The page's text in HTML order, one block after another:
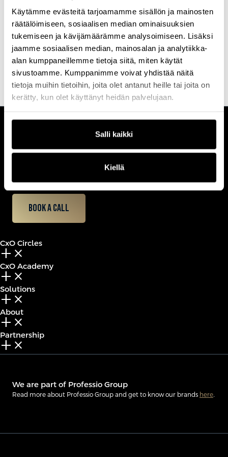
Käytämme evästeitä tarjoamamme sisällön ja mainosten
räätälöimiseen, sosiaalisen median ominaisuuksien
tukemiseen ja kävijämäärämme analysoimiseen. Lisäksi
jaamme sosiaalisen median, mainosalan ja analytiikka-
alan kumppaneillemme tietoja siitä, miten käytät
sivustoamme. Kumppanimme voivat yhdistää näitä
tietoja muihin tietoihin, joita olet antanut heille tai joita on
kerätty, kun olet käyttänyt heidän palvelujaan.
Salli kaikki
Kiellä
Tutustu kaikkiinProfession koulutuksiinjatapahtumiin, joihin
valitsemme aina parhaat kouluttajat ja puhujat.
Etsi koulutus & tapahtuma Ota yhteyttä
Book a call
CxO Circles
add_2 close
CxO Academy
add_2 close
Solutions
add_2 close
About
add_2 close
Partnership
add_2 close
We are part of Professio Group
Read more about Professio Group and get to know our brands here.